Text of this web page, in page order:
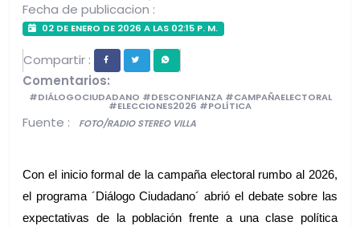
Fecha de publicacion :
02 DE ENERO DE 2026 A LAS 02:15 P. M.
Compartir :
Comentarios:
#DIÁLOGOCIUDADANO #DESCONFIANZA #CAMPAÑAELECTORAL
#ELECCIONES2026 #POLÍTICA
Fuente : FOTO/RADIO STEREO VILLA
Con el inicio formal de la campaña electoral rumbo al 2026,
el programa ´Diálogo Ciudadano´ abrió el debate sobre las
expectativas de la población frente a una clase política